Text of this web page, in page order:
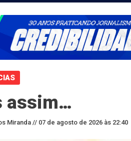
assim…
Miranda // 07 de agosto de 2026 às 22:40